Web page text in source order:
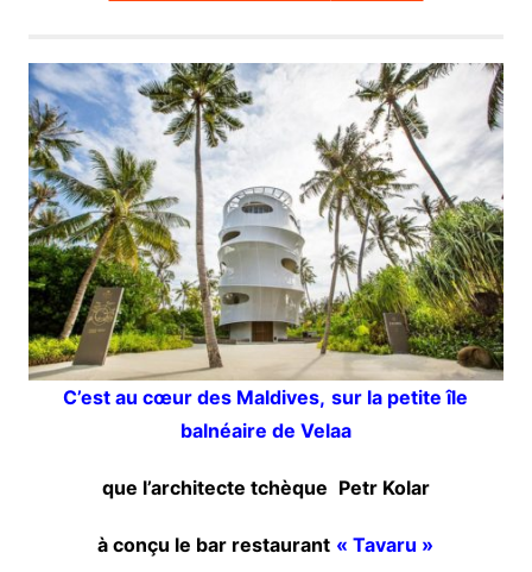
C’est au cœur des Maldives, sur la petite île
balnéaire de Velaa
que l’architecte tchèque Petr Kolar
à conçu le bar restaurant « Tavaru »